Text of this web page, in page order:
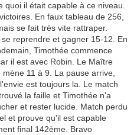
il était capable à ce niveau.
En faux tableau de 256,
se fait très vite rattraper.
reprendre et gagner 15-12. En
Timothée commence
il est avec Robin. Le Maître
11 à 9. La pause arrive,
est toujours la. Le match
la faille et Timothée n'a
et rester lucide. Match perdu
et prouve qu'il est capable
final 142ème. Bravo